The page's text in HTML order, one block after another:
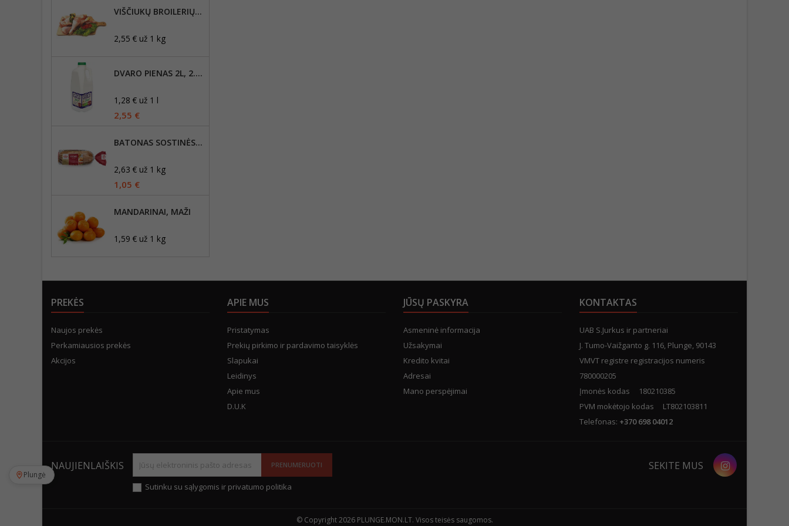
VIŠČIUKŲ BROILERIŲ BLAUZDELĖS
2,55 € už 1 kg
DVARO PIENAS 2L, 2.5% RIEBUMO
1,28 € už 1 l
2,55 €
BATONAS SOSTINĖS, 400G
2,63 € už 1 kg
1,05 €
MANDARINAI, MAŽI
1,59 € už 1 kg
PREKĖS
Naujos prekės
Perkamiausios prekės
Akcijos
APIE MUS
Pristatymas
Prekių pirkimo ir pardavimo taisyklės
Slapukai
Leidinys
Apie mus
D.U.K
JŪSŲ PASKYRA
Asmeninė informacija
Užsakymai
Kredito kvitai
Adresai
Mano perspėjimai
KONTAKTAS
UAB S.Jurkus ir partneriai
J. Tumo-Vaižganto g. 116, Plunge, 90143
VMVT registre registracijos numeris
780000205
Įmonės kodas 180210385
PVM mokėtojo kodas LT802103811
Telefonas: +370 698 04012
NAUJIENLAIŠKIS
Sutinku su sąlygomis ir privatumo politika
Instagram
SEKITE MUS
© Copyright 2026 PLUNGE.MON.LT. Visos teisės saugomos.
Plungė